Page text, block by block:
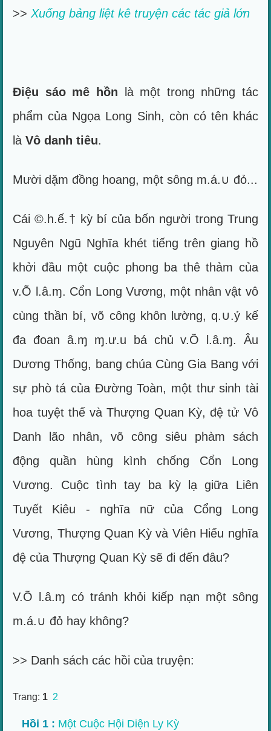
>>Xuống bảng liệt kê truyện các tác giả lớn
Điệu sáo mê hồn là một trong những tác
phẩm của Ngọa Long Sinh, còn có tên khác
làVô danh tiêu.
Mười dặm đồng hoang, một sông m.á.∪ đỏ...
Cái ©.h.ế.† kỳ bí của bốn người trong Trung
Nguyên Ngũ Nghĩa khét tiếng trên giang hồ
khởi đầu một cuộc phong ba thê thảm của
v.Õ l.â.ɱ. Cổn Long Vương, một nhân vật vô
cùng thần bí, võ công khôn lường, q.∪.ỷ kế
đa đoan â.ɱ ɱ.ư.u bá chủ v.Õ l.â.ɱ. Âu
Dương Thống, bang chúa Cùng Gia Bang với
sự phò tá của Đường Toàn, một thư sinh tài
hoa tuyệt thế và Thượng Quan Kỳ, đệ tử Vô
Danh lão nhân, võ công siêu phàm sách
động quần hùng kình chống Cổn Long
Vương. Cuộc tình tay ba kỳ lạ giữa Liên
Tuyết Kiêu - nghĩa nữ của Cổng Long
Vương, Thượng Quan Kỳ và Viên Hiếu nghĩa
đệ của Thượng Quan Kỳ sẽ đi đến đâu?
V.Õ l.â.ɱ có tránh khỏi kiếp nạn một sông
m.á.∪ đỏ hay không?
>> Danh sách các hồi của truyện:
Trang: 1 2
Hồi 1 : Một Cuộc Hội Diện Ly Kỳ